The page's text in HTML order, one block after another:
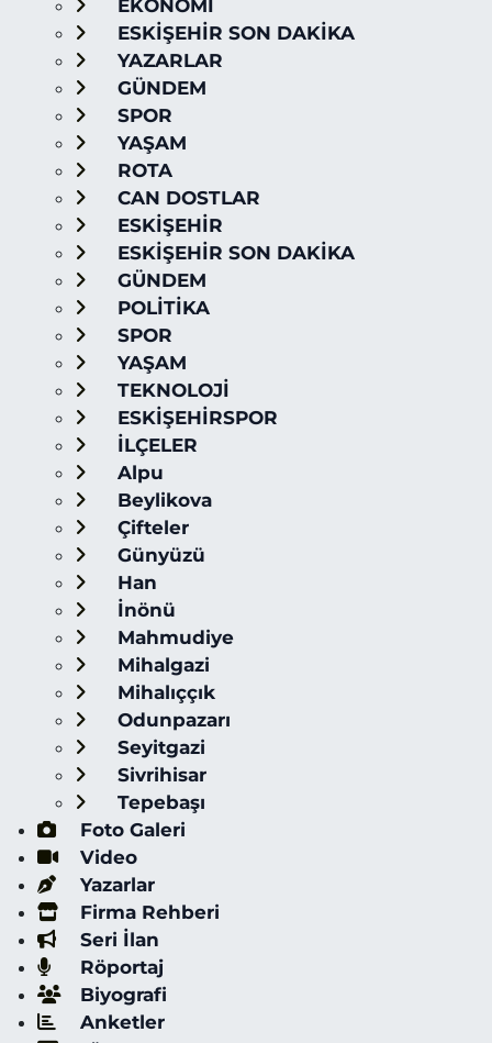
EKONOMİ
ESKİŞEHİR SON DAKİKA
YAZARLAR
GÜNDEM
SPOR
YAŞAM
ROTA
CAN DOSTLAR
ESKİŞEHİR
ESKİŞEHİR SON DAKİKA
GÜNDEM
POLİTİKA
SPOR
YAŞAM
TEKNOLOJİ
ESKİŞEHİRSPOR
İLÇELER
Alpu
Beylikova
Çifteler
Günyüzü
Han
İnönü
Mahmudiye
Mihalgazi
Mihalıççık
Odunpazarı
Seyitgazi
Sivrihisar
Tepebaşı
Foto Galeri
Video
Yazarlar
Firma Rehberi
Seri İlan
Röportaj
Biyografi
Anketler